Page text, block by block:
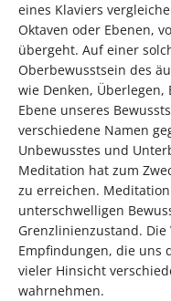
eines Klaviers
Oktaven oder Ebenen,
übergeht. Auf einer
Oberbewusstsein des
wie Denken,
Ebene unseres
verschiedene Namen
Unbewusstes und
Meditation hat zum
zu erreichen.
unterschwelligen
Grenzlinienzustand.
Empfindungen, die uns
vieler Hinsicht
wahrnehmen.